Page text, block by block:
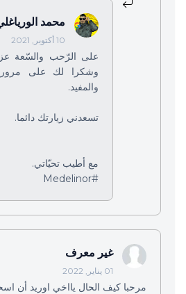
محمد
10 أكتوبر, 2021
على الرّحب والسّعة
وشكرا لك على
والمفيد.
تسعدني زيارتك دائما.
مع أطيب تحيّاتي.
#Medelinor
غير معرف
01 يناير, 2022
مرحبا كيف الحال يااخي اوريد أن